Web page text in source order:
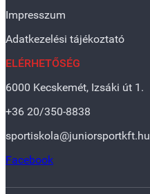
Impresszum
Adatkezelési tájékoztató
ELÉRHETŐSÉG
6000 Kecskemét, Izsáki út 1.
+36 20/350-8838
sportiskola@juniorsportkft.hu
Facebook